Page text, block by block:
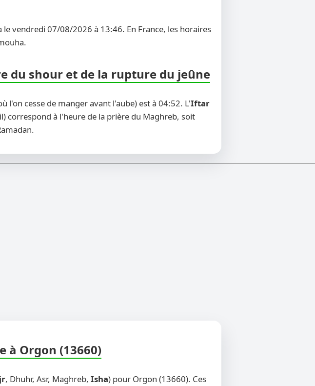
vendredi 07/08/2026 à 13:46. En France, les horaires
du shour et de la rupture du jeûne
l'on cesse de manger avant l'aube) est à 04:52. L'Iftar
correspond à l'heure de la prière du Maghreb, soit
à Orgon (13660)
, Dhuhr, Asr, Maghreb, Isha) pour Orgon (13660). Ces